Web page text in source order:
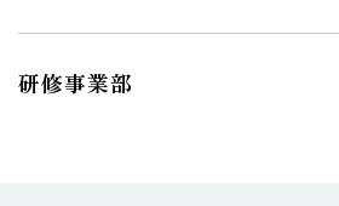
研修事業部